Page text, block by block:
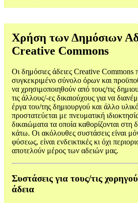
Χρήση των Δημόσιων
Creative Commons
Οι δημόσιες άδειες Creative Commons
συγκεκριμένο σύνολο όρων και
να χρησιμοποιηθούν από τους/τις
τις άλλους/-ες δικαιούχους για να
έργα του/της δημιουργού και άλλο
προστατεύεται με πνευματική
δικαιώματα τα οποία καθορίζονται στη
κάτω. Οι ακόλουθες συστάσεις είναι
φύσεως, είναι ενδεικτικές κι όχι
αποτελούν μέρος των αδειών μας.
Συστάσεις για τους/τις
άδεια